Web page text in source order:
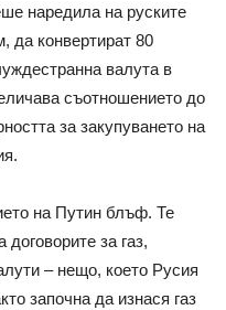
наредила на руските
да конвертират 80
валута в
съотношението до
за закупуването на
на Путин блъф. Те
за газ,
– нещо, което Русия
започна да изнася газ